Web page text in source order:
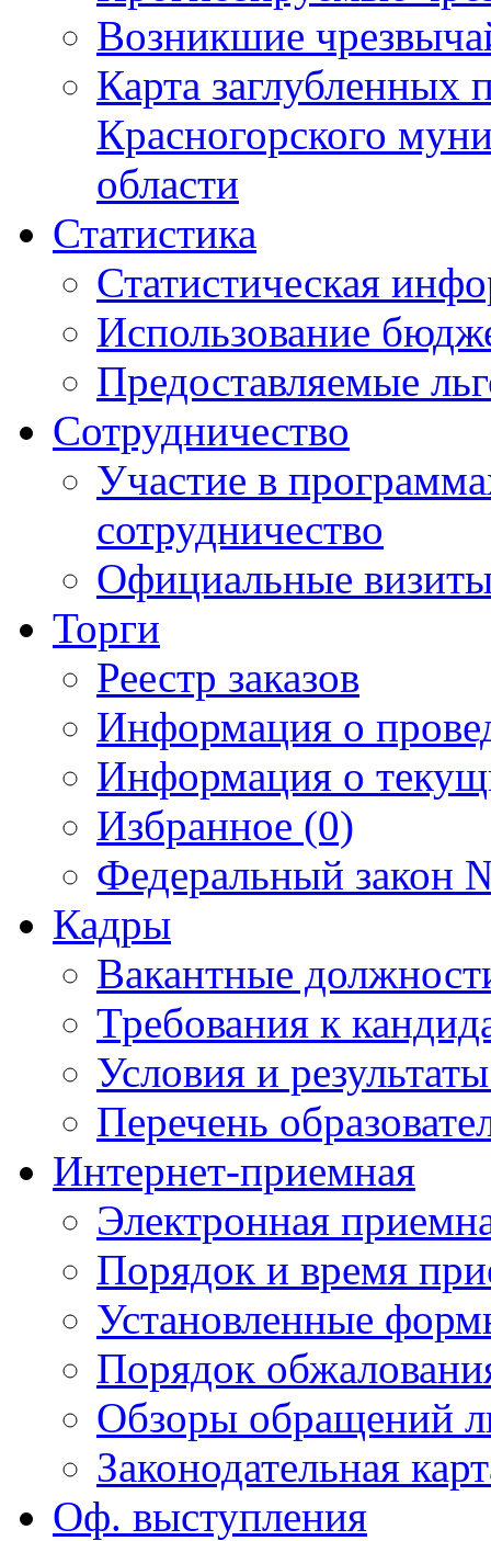
Возникшие
Карта
Красногорского
области
Статистика
Статистическая
Использование
Предоставляемые
Сотрудничество
Участие в
сотрудничество
Официальные
Торги
Реестр заказов
Информация о
Информация о
Избранное (0)
Федеральный закон
Кадры
Вакантные
Требования к
Условия и
Перечень
Интернет-приемная
Электронная
Порядок и время
Установленные
Порядок
Обзоры обращений
Законодательная
Оф. выступления